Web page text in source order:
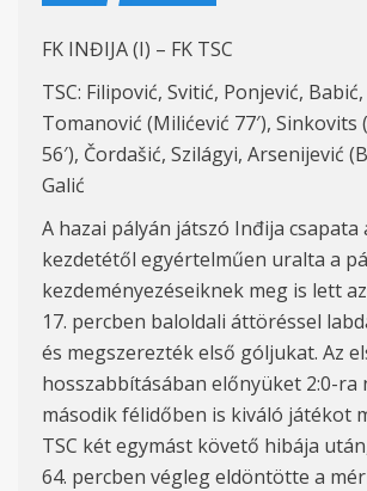
FK INĐIJA (I) – FK TSC
TSC: Filipović, Svitić, Ponjević,
Tomanović (Milićević 77′), Sinkovits
56′), Čordašić, Szilágyi, Arsenijević
Galić
A hazai pályán játszó Inđija csapata
kezdetétől egyértelműen uralta a
kezdeményezéseiknek meg is lett
17. percben baloldali áttöréssel
és megszerezték első góljukat. Az
hosszabbításában előnyüket 2:0-ra
második félidőben is kiváló játékot
TSC két egymást követő hibája
64. percben végleg eldöntötte a